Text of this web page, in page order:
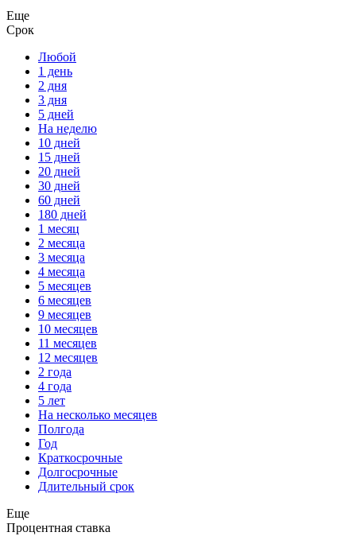
Еще
Срок
Любой
1 день
2 дня
3 дня
5 дней
На неделю
10 дней
15 дней
20 дней
30 дней
60 дней
180 дней
1 месяц
2 месяца
3 месяца
4 месяца
5 месяцев
6 месяцев
9 месяцев
10 месяцев
11 месяцев
12 месяцев
2 года
4 года
5 лет
На несколько месяцев
Полгода
Год
Краткосрочные
Долгосрочные
Длительный срок
Еще
Процентная ставка